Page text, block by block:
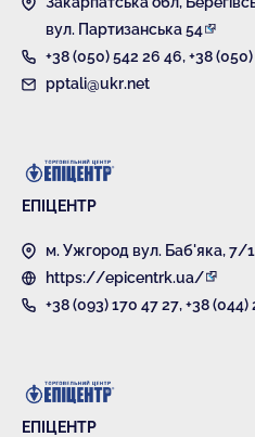
вул. Партизанська 54
+38 (050) 542 26 46,+38
pptali@ukr.net
ЕПІЦЕНТР
м. Ужгород вул. Баб'яка, 7/1
https://epicentrk.ua/
+38 (093) 170 47 27,+38 (044)
ЕПІЦЕНТР